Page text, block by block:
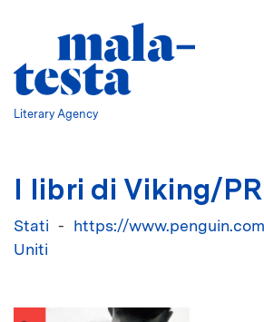
Literary Agency
I libri di Viking/
Stati
Uniti
https://